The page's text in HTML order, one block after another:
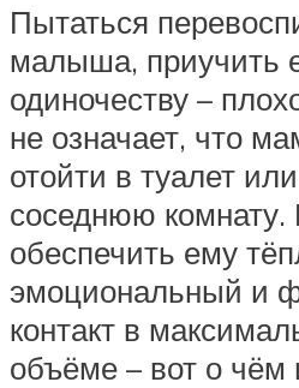
Пытаться
малыша, приучить
одиночеству –
не означает, что
отойти в туалет
соседнюю комнату.
обеспечить ему
эмоциональный и
контакт в
объёме – вот о чём